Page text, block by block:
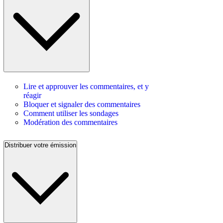
Lire et approuver les commentaires, et y
réagir
Bloquer et signaler des commentaires
Comment utiliser les sondages
Modération des commentaires
Distribuer votre émission